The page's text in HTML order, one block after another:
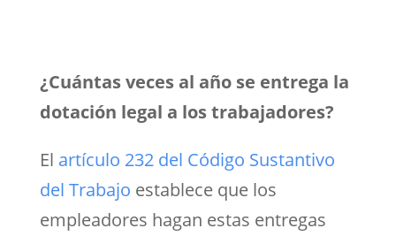
¿Cuántas veces al año se entrega la
dotación legal a los trabajadores?
El artículo 232 del Código Sustantivo
del Trabajo establece que los
empleadores hagan estas entregas